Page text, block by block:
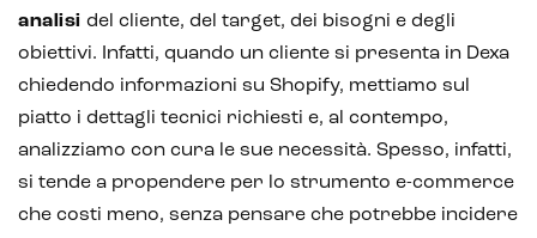
Realtà Virtuale
Metaverso
analisi del cliente, del target, dei bisogni e degli
obiettivi. Infatti, quando un cliente si presenta in Dexa
chiedendo informazioni su Shopify, mettiamo sul
piatto i dettagli tecnici richiesti e, al contempo,
analizziamo con cura le sue necessità. Spesso, infatti,
si tende a propendere per lo strumento e-commerce
che costi meno, senza pensare che potrebbe incidere